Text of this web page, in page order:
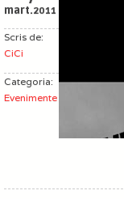
mart.2011
Scris de:
CiCi
Categoria:
Evenimente